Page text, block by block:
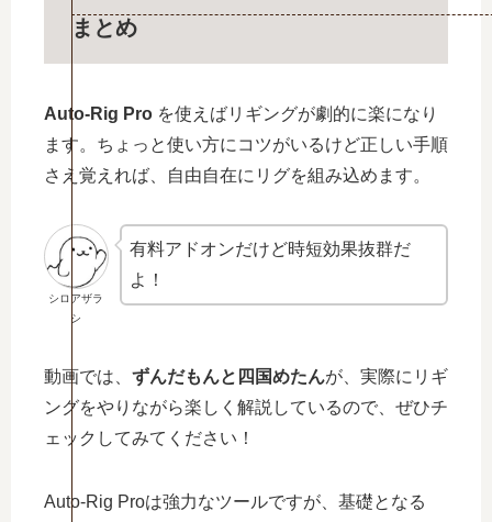
まとめ
Auto-Rig Pro を使えばリギングが劇的に楽になり
ます。ちょっと使い方にコツがいるけど正しい手順
さえ覚えれば、自由自在にリグを組み込めます。
シロアザラ
シ
有料アドオンだけど時短効果抜群だ
よ！
動画では、 ずんだもんと四国めたんが、実際にリギ
ングをやりながら楽しく解説しているので、ぜひチ
ェックしてみてください！
Auto-Rig Proは強力なツールですが、基礎となる